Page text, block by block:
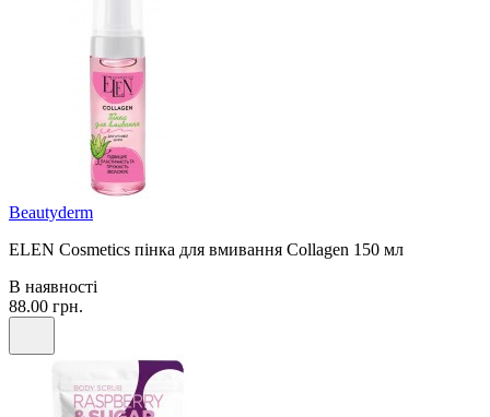
Beautyderm
ELEN Cosmetics пінка для вмивання Collagen 150 мл
В наявності
88.00 грн.